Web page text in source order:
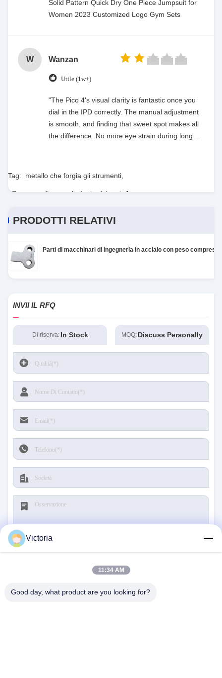
Solid Pattern Quick Dry One Piece Jumpsuit for
Women 2023 Customized Logo Gym Sets
W Wanzan
Utile (1w+)
"The Pico 4's visual clarity is fantastic once you
dial in the IPD correctly. The manual adjustment
is smooth, and finding that sweet spot makes all
the difference. No more eye strain during long
fantastic once you dial in the IPD correctly. The
taking the time to set it up properly!""The Pico 4's
finding that sweet spot makes all the difference.
recommend taking the time to set it up
once you dial in the IPD correctly. The manual
makes all the difference. No more eye strain
during long sessions. Highly r
Tag: metallo che forgia gli strumenti
Processo di pezzo fucinato del metallo,
PRODOTTI RELATIVI
Parti di macchinari di ingegneria in acciaio con peso compreso
INVII IL RFQ
Di riserva: In Stock MOQ: Discuss Personally
Presenti
Victoria
11:34 AM
Good day, what product are you looking for?